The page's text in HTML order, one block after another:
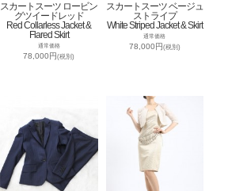
スカートスーツ ロービン
グツイードレッド
Red Collarless Jacket &
Flared Skirt
通常価格
78,000円(税別)
スカートスーツ ベージュ
ストライプ
White Striped Jacket & Skirt
通常価格
78,000円(税別)